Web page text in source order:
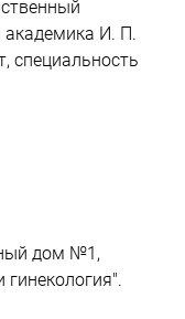
академика И. П.
специальность
дом №1,